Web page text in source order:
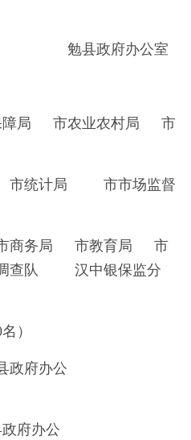
勉县政府办公室
障局 市农业农村局 市
统计局 市市场监督
商务局 市教育局 市
调查队 汉中银保监分
）
府办公
办公